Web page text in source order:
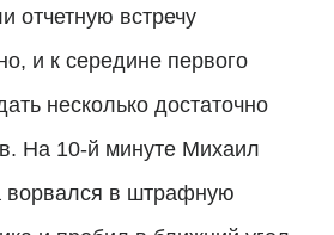
отчетную встречу
и к середине первого
несколько достаточно
На 10-й минуте Михаил
ворвался в штрафную